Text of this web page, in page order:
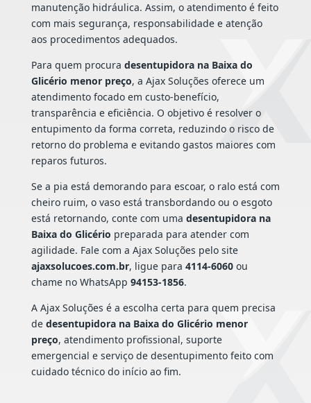
manutenção hidráulica. Assim, o atendimento é feito
com mais segurança, responsabilidade e atenção
aos procedimentos adequados.
Para quem procura desentupidora na Baixa do
Glicério menor preço, a Ajax Soluções oferece um
atendimento focado em custo-benefício,
transparência e eficiência. O objetivo é resolver o
entupimento da forma correta, reduzindo o risco de
retorno do problema e evitando gastos maiores com
reparos futuros.
Se a pia está demorando para escoar, o ralo está com
cheiro ruim, o vaso está transbordando ou o esgoto
está retornando, conte com uma desentupidora na
Baixa do Glicério preparada para atender com
agilidade. Fale com a Ajax Soluções pelo site
ajaxsolucoes.com.br, ligue para 4114-6060ou
chame no WhatsApp 94153-1856.
A Ajax Soluções é a escolha certa para quem precisa
de desentupidora na Baixa do Glicério menor
preço, atendimento profissional, suporte
emergencial e serviço de desentupimento feito com
cuidado técnico do início ao fim.